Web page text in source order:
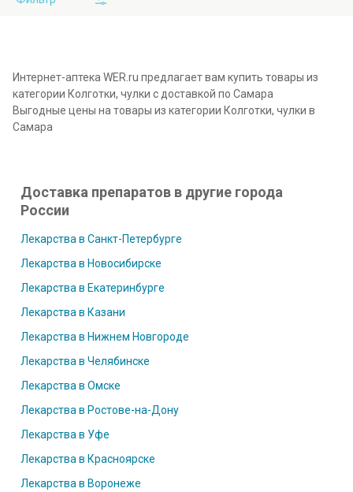
Интернет-аптека WER.ru предлагает вам купить товары из
категории Колготки, чулки с доставкой по Самара
Выгодные цены на товары из категории Колготки, чулки в
Самара
Доставка препаратов в другие города
России
Лекарства в Санкт-Петербурге
Лекарства в Новосибирске
Лекарства в Екатеринбурге
Лекарства в Казани
Лекарства в Нижнем Новгороде
Лекарства в Челябинске
Лекарства в Омске
Лекарства в Ростове-на-Дону
Лекарства в Уфе
Лекарства в Красноярске
Лекарства в Воронеже